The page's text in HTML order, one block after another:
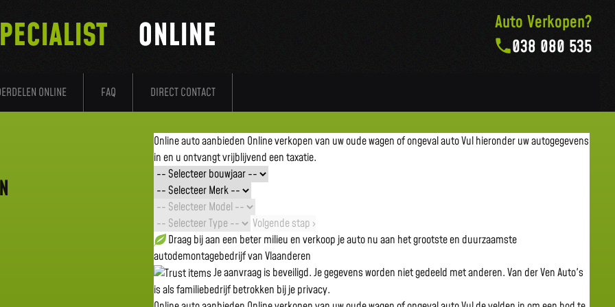
ONLINE FAQ DIRECT CONTACT
ONLINE
Auto Verkopen?
038 080 535
Online auto aanbieden Online verkopen van uw oude wagen of ongeval autoVul hieronder uw autogegevens
in en u ontvangt vrijblijvend een taxatie.
Volgende stap ›
Draag bij aan een beter milieu en verkoop je auto nu aan het grootste en duurzaamste
autodemontagebedrijf van Vlaanderen
Je aanvraag is beveiligd. Je gegevens worden niet gedeeld met anderen. Van der Ven Auto's
is als familiebedrijf betrokken bij je privacy.